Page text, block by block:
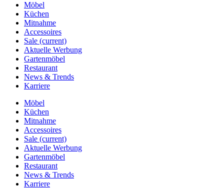
Möbel
Küchen
Mitnahme
Accessoires
Sale (current)
Aktuelle Werbung
Gartenmöbel
Restaurant
News & Trends
Karriere
Möbel
Küchen
Mitnahme
Accessoires
Sale (current)
Aktuelle Werbung
Gartenmöbel
Restaurant
News & Trends
Karriere